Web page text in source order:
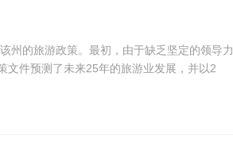
州的旅游政策。最初，由于缺乏坚定的领导力
文件预测了未来25年的旅游业发展，并以2